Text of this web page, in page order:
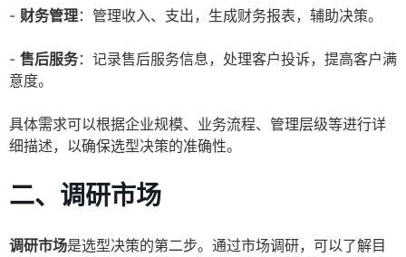
- 财务管理：管理收入、支出，生成财务报表，辅助决策。
- 售后服务：记录售后服务信息，处理客户投诉，提高客户满
意度。
具体需求可以根据企业规模、业务流程、管理层级等进行详
细描述，以确保选型决策的准确性。
二、调研市场
调研市场是选型决策的第二步。通过市场调研，可以了解目